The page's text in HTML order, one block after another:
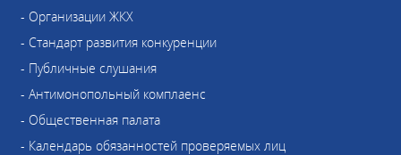
- Организации ЖКХ
- Стандарт развития конкуренции
- Публичные слушания
- Антимонопольный комплаенс
- Общественная палата
- Календарь обязанностей проверяемых лиц